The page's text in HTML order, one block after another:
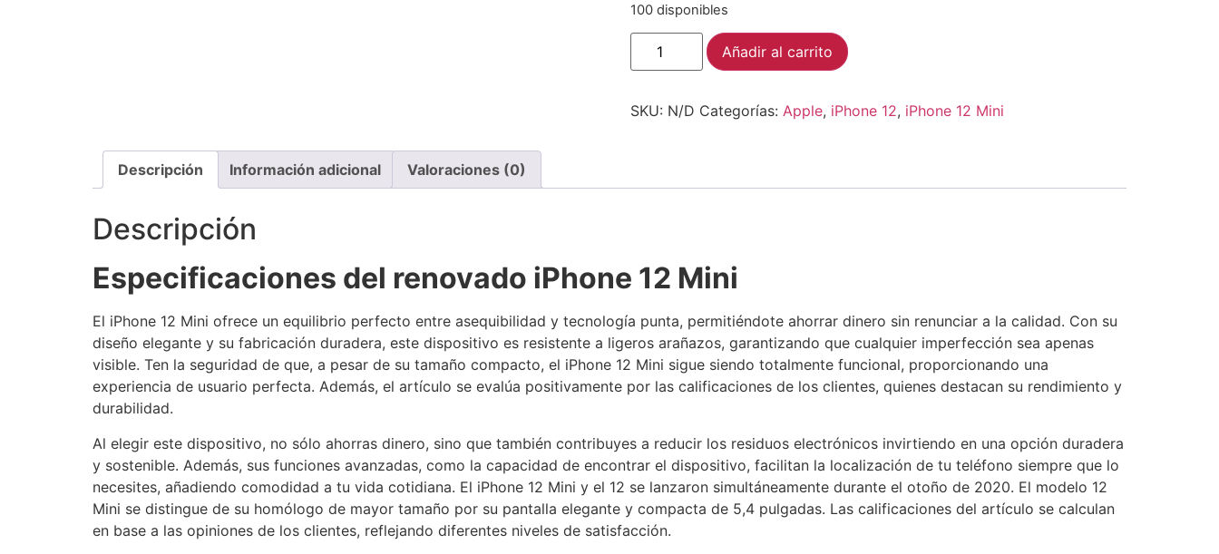
100 disponibles
Añadir al carrito Alternative:
SKU: N/D Categorías: Apple, iPhone 12, iPhone 12 Mini
Descripción Información adicional Valoraciones (0)
Descripción
Especificaciones del renovado iPhone 12 Mini
El iPhone 12 Mini ofrece un equilibrio perfecto entre asequibilidad y tecnología punta, permitiéndote ahorrar dinero sin renunciar a la calidad. Con su
diseño elegante y su fabricación duradera, este dispositivo es resistente a ligeros arañazos, garantizando que cualquier imperfección sea apenas
visible. Ten la seguridad de que, a pesar de su tamaño compacto, el iPhone 12 Mini sigue siendo totalmente funcional, proporcionando una
experiencia de usuario perfecta. Además, el artículo se evalúa positivamente por las calificaciones de los clientes, quienes destacan su rendimiento y
durabilidad.
Al elegir este dispositivo, no sólo ahorras dinero, sino que también contribuyes a reducir los residuos electrónicos invirtiendo en una opción duradera
y sostenible. Además, sus funciones avanzadas, como la capacidad de encontrar el dispositivo, facilitan la localización de tu teléfono siempre que lo
necesites, añadiendo comodidad a tu vida cotidiana. El iPhone 12 Mini y el 12 se lanzaron simultáneamente durante el otoño de 2020. El modelo 12
Mini se distingue de su homólogo de mayor tamaño por su pantalla elegante y compacta de 5,4 pulgadas. Las calificaciones del artículo se calculan
en base a las opiniones de los clientes, reflejando diferentes niveles de satisfacción.